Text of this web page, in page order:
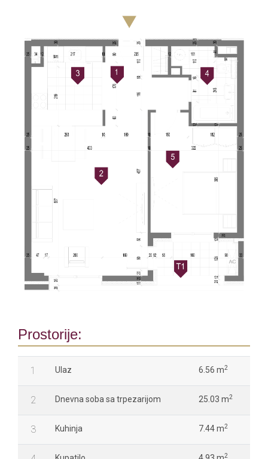
Prostorije:
1 Ulaz 6.56 m2
2 Dnevna soba sa trpezarijom 25.03 m2
3 Kuhinja 7.44 m2
2